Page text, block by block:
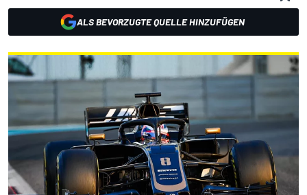
ALS BEVORZUGTE QUELLE HINZUFÜGEN